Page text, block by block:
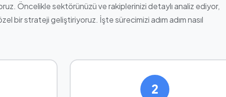
Öncelikle sektörünüzü ve rakiplerinizi detaylı analiz ediyor,
bir strateji geliştiriyoruz. İşte sürecimizi adım adım nasıl
2